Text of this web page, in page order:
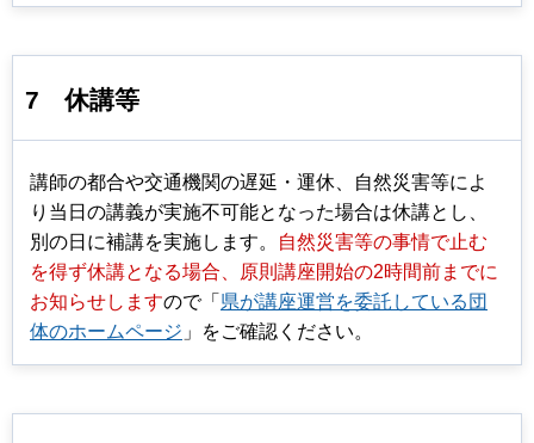
7 休講等
講師の都合や交通機関の遅延・運休、自然災害等によ
り当日の講義が実施不可能となった場合は休講とし、
別の日に補講を実施します。
自然災害等の事情で止む
を得ず休講となる場合、原則講座開始の2時間前までに
お知らせしますので「 県が講座運営を委託している団
体のホームページ 」をご確認ください。